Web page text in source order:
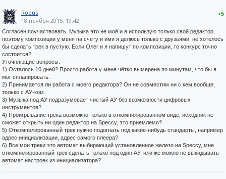
+5
Robus
18 ноября 2015, 19:42
Согласен поучаствовать. Музыка это не моё и я использую только свой редактор,
поэтому композиции у меня на счету и ими я делюсь только с друзьями, не хотелось
бы сделать трек в пустую. Если Олег и я напишут по композиции, то конкурс точно
состоится?
Уточняющие вопросы:
1) Осталось 10 дней? Просто работа у меня чётко вымерена по минутам, что бы я
мог спланировать.
2) Принимается ли работа с моего редактора? Он не совместим ни с кем вообще,
только с АУ-ком.
3) Музыка под АУ подразумевает чистый АУ без возможности цифровых
инструментов?
4) Проигрывание трека возможно только в откомпилированном виде, исходник не
сможет открыть ни один редактор на Speccy, это приемлемо?
5) Откомпилированный трек нужно подогнать под какие-нибудь стандарты, например
адрес инициализации, адрес самого плеера?
6) Все мои треки это автомат выбирающий установленное железо на Speccy, мне
откомпилированный трек сделать только под один АУ, или же можно не выкидывать
автомат настроек из инициализатора?